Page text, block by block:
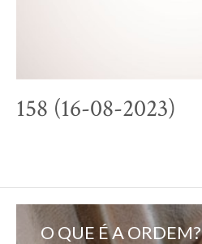
158 (16-08-2023)
O QUE É A ORDEM?